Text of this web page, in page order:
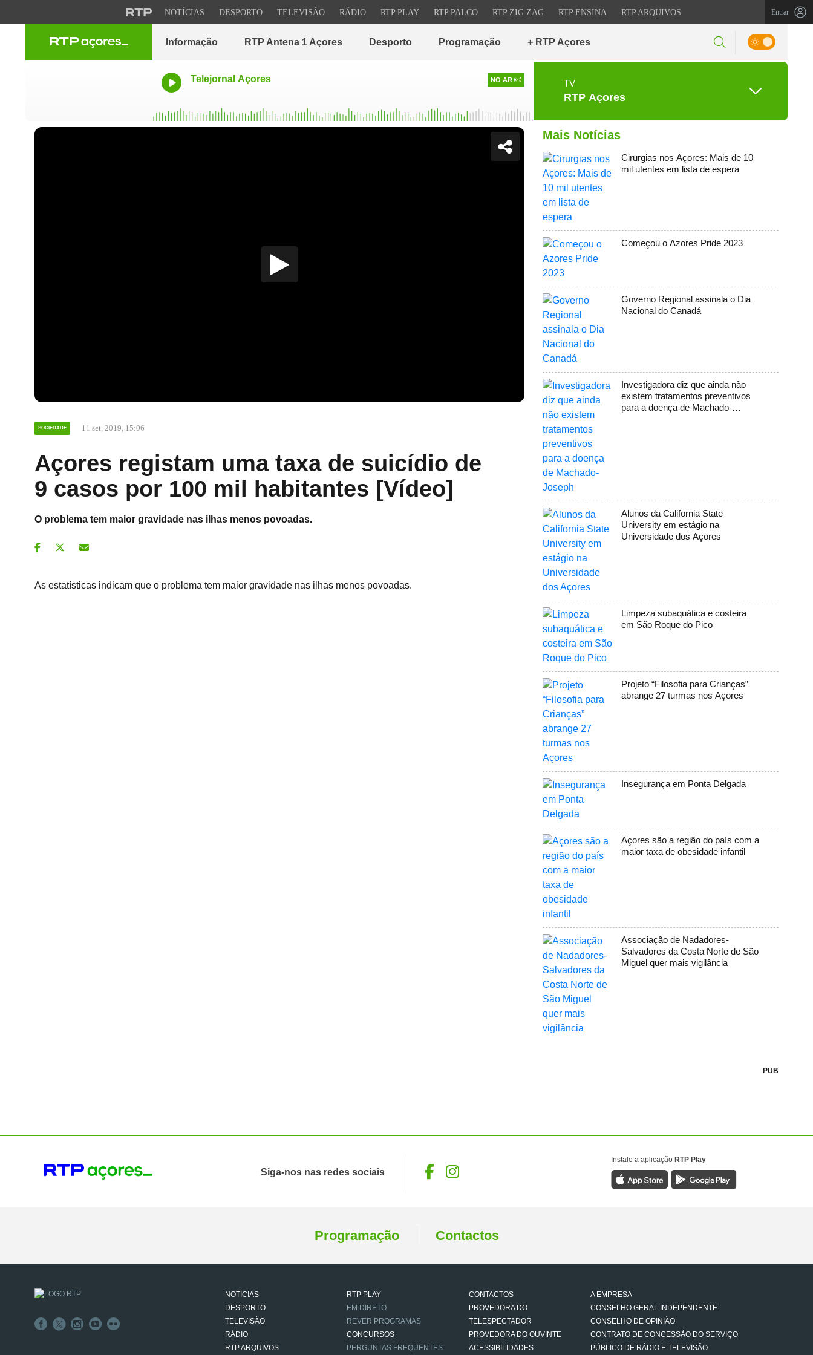
NOTÍCIAS DESPORTO TELEVISÃO RÁDIO RTP PLAY RTP PALCO RTP ZIG ZAG RTP ENSINA RTP ARQUIVOS Entrar
Informação RTP Antena 1 Açores Desporto Programação + RTP Açores
Telejornal Açores NO AR TV
RTP Açores
SOCIEDADE 11 set, 2019, 15:06
Açores registam uma taxa de suicídio de
9 casos por 100 mil habitantes [Vídeo]
O problema tem maior gravidade nas ilhas menos povoadas.
As estatísticas indicam que o problema tem maior gravidade nas ilhas menos povoadas.
Mais Notícias
Cirurgias nos Açores: Mais de 10
mil utentes em lista de espera
Começou o Azores Pride 2023
Governo Regional assinala o Dia
Nacional do Canadá
Investigadora diz que ainda não
existem tratamentos preventivos
para a doença de Machado-
Alunos da California State
University em estágio na
Universidade dos Açores
Limpeza subaquática e costeira
em São Roque do Pico
Projeto “Filosofia para Crianças”
abrange 27 turmas nos Açores
Insegurança em Ponta Delgada
Açores são a região do país com a
maior taxa de obesidade infantil
Associação de Nadadores-
Salvadores da Costa Norte de São
Miguel quer mais vigilância
PUB
Siga-nos nas redes sociais Facebook
Instagram
Instale a aplicação RTP Play
Programação Contactos
NOTÍCIAS
DESPORTO
TELEVISÃO
RÁDIO
RTP ARQUIVOS
RTP PLAY
EM DIRETO
REVER PROGRAMAS
CONCURSOS
PERGUNTAS FREQUENTES
CONTACTOS
PROVEDORA DO
TELESPECTADOR
PROVEDORA DO OUVINTE
ACESSIBILIDADES
A EMPRESA
CONSELHO GERAL INDEPENDENTE
CONSELHO DE OPINIÃO
CONTRATO DE CONCESSÃO DO SERVIÇO
PÚBLICO DE RÁDIO E TELEVISÃO